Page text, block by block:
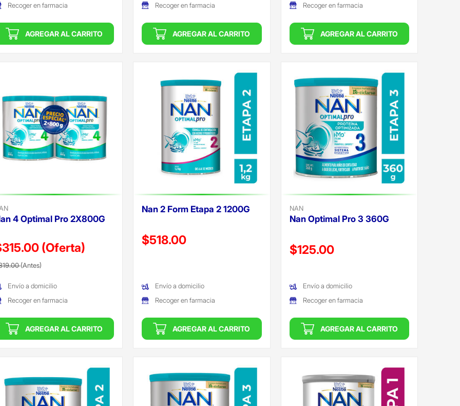
Recoger en farmacia
AGREGAR AL CARRITO
Recoger en farmacia
AGREGAR AL CARRITO
Recoger en farmacia
AGREGAR AL CARRITO
4 Optimal Pro 2X800G
(Oferta)
reducido de
(Antes)
Envío a domicilio
Recoger en farmacia
AGREGAR AL CARRITO
Nan 2 Form Etapa 2 1200G
Precio reducido de
$518.00
Envío a domicilio
Recoger en farmacia
AGREGAR AL CARRITO
NAN
Nan Optimal Pro 3 360G
Precio reducido de
$125.00
Envío a domicilio
Recoger en farmacia
AGREGAR AL CARRITO